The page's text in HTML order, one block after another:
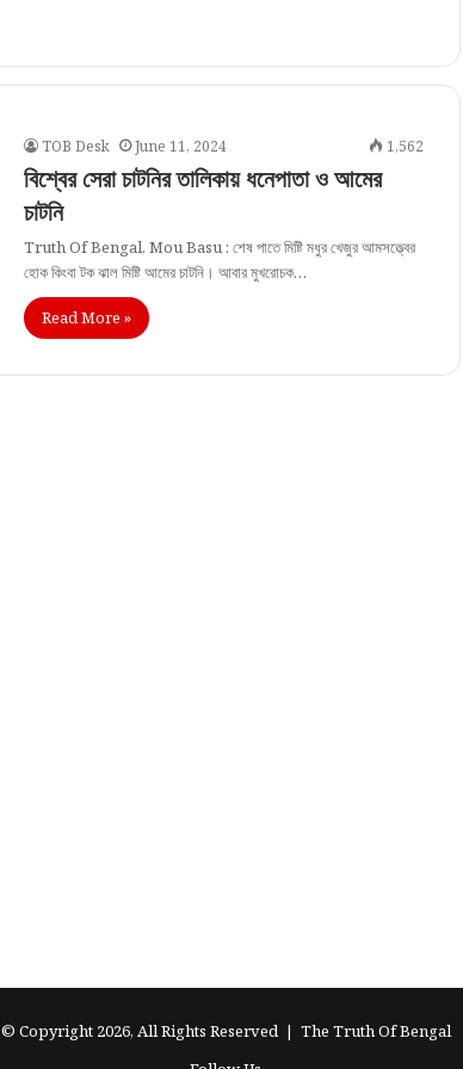
TOB Desk
June 11, 2024 1,562
বিশ্বের সেরা চাটনির তালিকায় ধনেপাতা ও আমের
চাটনি
Truth Of Bengal, Mou Basu : শেষ পাতে মিষ্টি মধুর খেজুর আমসত্ত্বের
হোক কিংবা টক ঝাল মিষ্টি আমের চাটনি। আবার মুখরোচক…
Read More »
© Copyright 2026, All Rights Reserved | The Truth Of Bengal